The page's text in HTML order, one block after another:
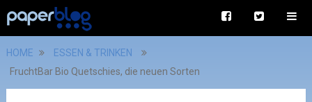
HOME
ESSEN & TRINKEN
FruchtBar Bio Quetschies, die neuen Sorten